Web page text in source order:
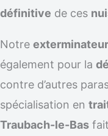
définitive de ces
Notre
également pour la
contre d’autres
spécialisation en
Traubach-le-Bas